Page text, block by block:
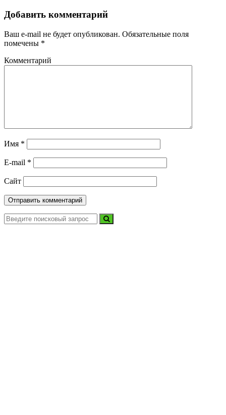
Добавить комментарий
Ваш e-mail не будет опубликован. Обязательные поля
помечены *
Комментарий
Имя *
E-mail *
Сайт